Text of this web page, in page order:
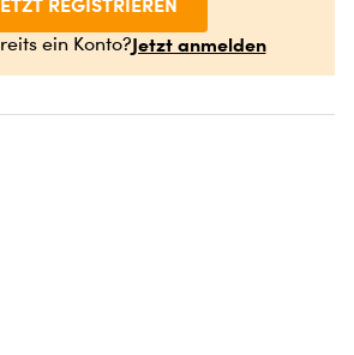
ein Konto?Jetzt anmelden